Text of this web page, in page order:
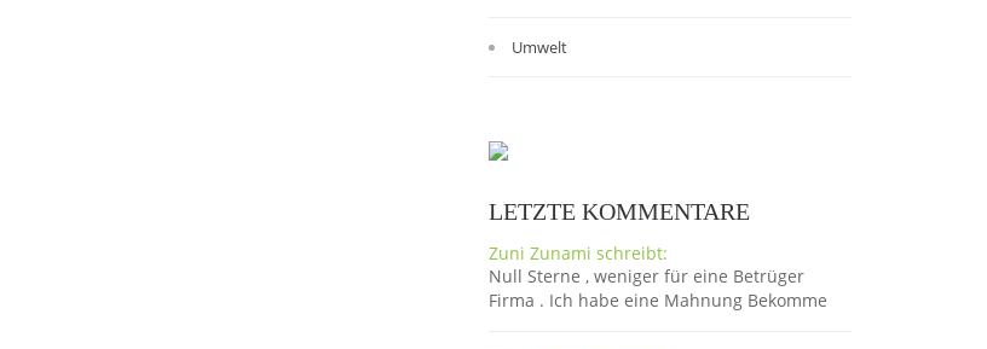
Umwelt
LETZTE KOMMENTARE
Zuni Zunami schreibt:
Null Sterne , weniger für eine Betrüger
Firma . Ich habe eine Mahnung Bekomme